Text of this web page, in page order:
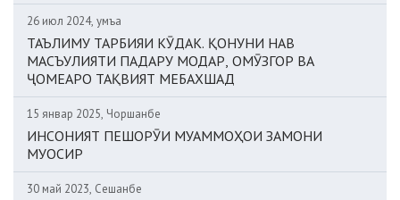
26 июл 2024, Ҷумъа
ТАЪЛИМУ ТАРБИЯИ КӮДАК. ҚОНУНИ НАВ
МАСЪУЛИЯТИ ПАДАРУ МОДАР, ОМӮЗГОР ВА
ҶОМЕАРО ТАҚВИЯТ МЕБАХШАД
15 январ 2025, Чоршанбе
ИНСОНИЯТ ПЕШОРӮИ МУАММОҲОИ ЗАМОНИ
МУОСИР
30 май 2023, Сешанбе